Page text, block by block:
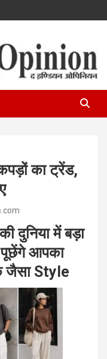
का ट्रेंड,
दुनिया में बड़ा
पूछेंगे आपका
जैसा Style